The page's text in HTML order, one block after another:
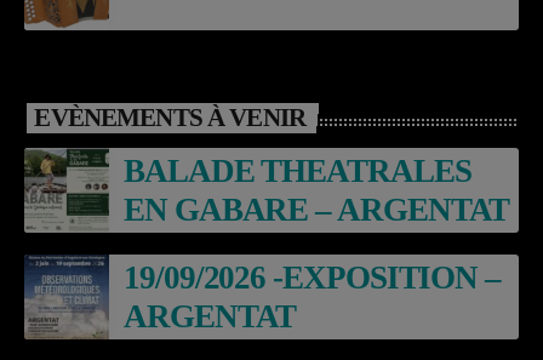
EVÈNEMENTS À VENIR
BALADE THEATRALES
EN GABARE – ARGENTAT
19/09/2026 -EXPOSITION –
ARGENTAT